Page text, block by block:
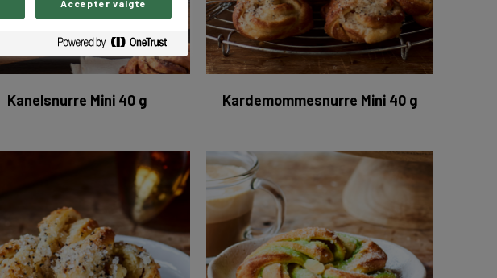
Kanelsnurre Mini 40 g Kardemommesnurre Mini 40 g
Kardemommesnurre 30 x 105 g Snurre m/ pistaciesmag 30 x
Accepter valgte